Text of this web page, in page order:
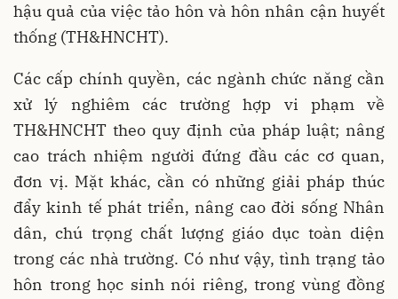
hậu quả của việc tảo hôn và hôn nhân cận huyết
thống (TH&HNCHT).
Các cấp chính quyền, các ngành chức năng cần
xử lý nghiêm các trường hợp vi phạm về
TH&HNCHT theo quy định của pháp luật; nâng
cao trách nhiệm người đứng đầu các cơ quan,
đơn vị. Mặt khác, cần có những giải pháp thúc
đẩy kinh tế phát triển, nâng cao đời sống Nhân
dân, chú trọng chất lượng giáo dục toàn diện
trong các nhà trường. Có như vậy, tình trạng tảo
hôn trong học sinh nói riêng, trong vùng đồng